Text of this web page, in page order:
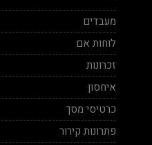
מעבדים
לוחות אם
זכרונות
איחסון
כרטיסי מסך
פתרונות קירור